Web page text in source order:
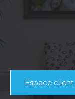
Espace client